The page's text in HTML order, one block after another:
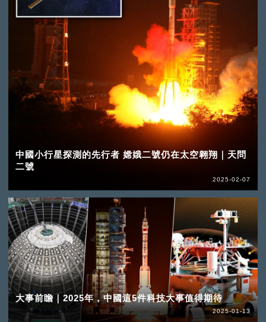
中國小行星探測的先行者 嫦娥二號仍在太空翱翔｜天問
二號
2025-02-07
大事前瞻｜2025年，中國這5件科技大事值得期待
2025-01-13